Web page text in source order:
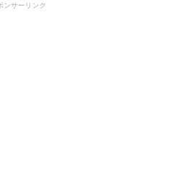
ンサーリンク